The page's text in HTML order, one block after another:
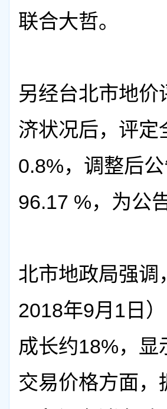
联合大哲。
另经台北市地
济状况后，评定
0.8%，调整后
96.17 %，为公
北市地政局强调
2018年9月1日
成长约18%，
交易价格方面